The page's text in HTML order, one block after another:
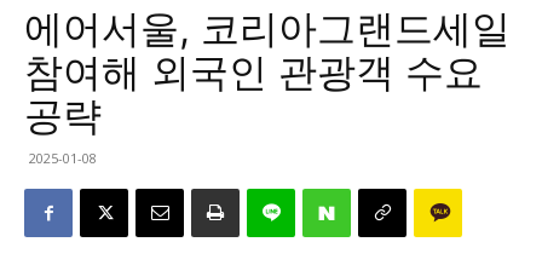
에어서울, 코리아그랜드세일
참여해 외국인 관광객 수요
공략
2025-01-08